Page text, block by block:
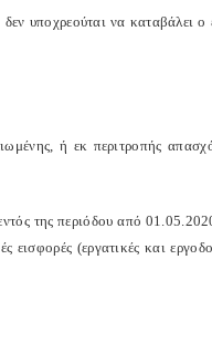
υποχρεούται να καταβάλει ο
ή εκ περιτροπής
της περιόδου από
(εργατικές και